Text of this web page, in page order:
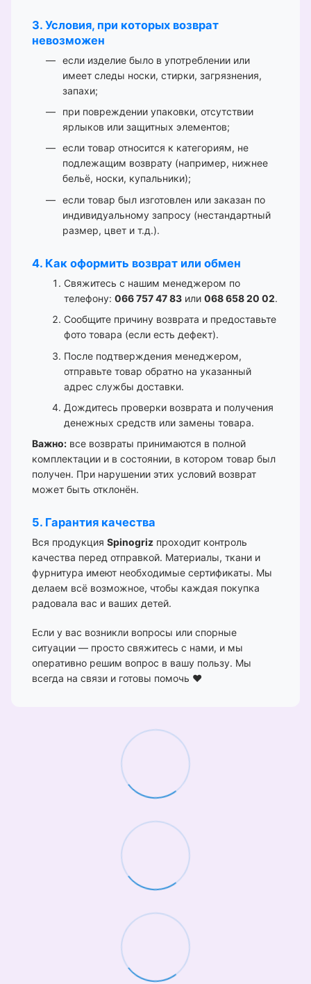
3. Условия, при которых возврат
невозможен
если изделие было в употреблении или
имеет следы носки, стирки, загрязнения,
запахи;
при повреждении упаковки, отсутствии
ярлыков или защитных элементов;
если товар относится к категориям, не
подлежащим возврату (например, нижнее
бельё, носки, купальники);
если товар был изготовлен или заказан по
индивидуальному запросу (нестандартный
размер, цвет и т.д.).
4. Как оформить возврат или обмен
Свяжитесь с нашим менеджером по
телефону: 066 757 47 83 или 068 658 20 02.
Сообщите причину возврата и предоставьте
фото товара (если есть дефект).
После подтверждения менеджером,
отправьте товар обратно на указанный
адрес службы доставки.
Дождитесь проверки возврата и получения
денежных средств или замены товара.
Важно: все возвраты принимаются в полной
комплектации и в состоянии, в котором товар был
получен. При нарушении этих условий возврат
может быть отклонён.
5. Гарантия качества
Вся продукция Spinogriz проходит контроль
качества перед отправкой. Материалы, ткани и
фурнитура имеют необходимые сертификаты. Мы
делаем всё возможное, чтобы каждая покупка
радовала вас и ваших детей.
Если у вас возникли вопросы или спорные
ситуации — просто свяжитесь с нами, и мы
оперативно решим вопрос в вашу пользу. Мы
всегда на связи и готовы помочь ❤️